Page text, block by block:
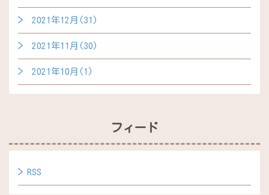
2021年12月(31)
2021年11月(30)
2021年10月(1)
フィード
RSS